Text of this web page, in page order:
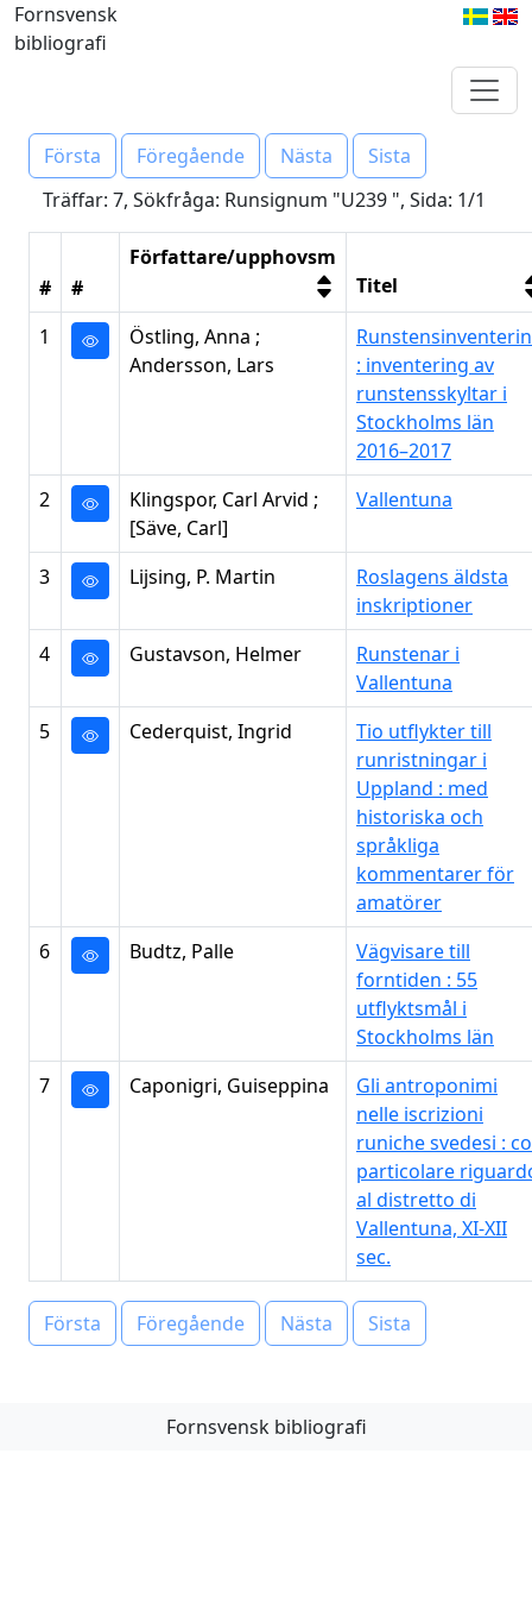
Fornsvensk
bibliografi
Första Föregående Nästa
Sista
Träffar: 7, Sökfråga: Runsignum "U239 ", Sida: 1/1
# #
Författare/upphovsm
Titel
1
Östling, Anna ;
Andersson, Lars
: inventering av
runstensskyltar i
Stockholms län
2016–2017
2
Klingspor, Carl Arvid ;
[Säve, Carl]
Vallentuna
3 Lijsing, P. Martin
Roslagens äldsta
inskriptioner
4
Gustavson, Helmer
Runstenar i
Vallentuna
5
Cederquist, Ingrid
Tio utflykter till
runristningar i
Uppland : med
historiska och
språkliga
kommentarer för
amatörer
6
Budtz, Palle
Vägvisare till
forntiden : 55
utflyktsmål i
Stockholms län
7
Caponigri, Guiseppina
Gli antroponimi
nelle iscrizioni
runiche svedesi :
particolare
al distretto di
Vallentuna, XI-XII
sec.
Första Föregående Nästa Sista
Fornsvensk bibliografi